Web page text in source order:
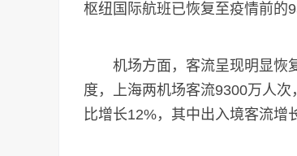
枢纽国际航班已恢复至疫情前的
机场方面，客流呈现明显恢复
度，上海两机场客流9300万人
比增长12%，其中出入境客流增